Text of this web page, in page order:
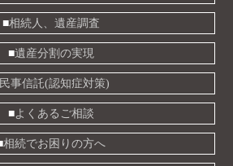
相続人、遺産調査
遺産分割の実現
民事信託(認知症対策)
よくあるご相談
相続でお困りの方へ